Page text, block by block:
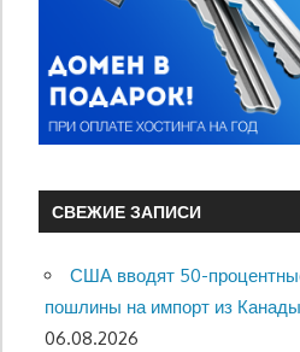
СВЕЖИЕ ЗАПИСИ
США вводят 50-
пошлины на импорт из Канады
06.08.2026